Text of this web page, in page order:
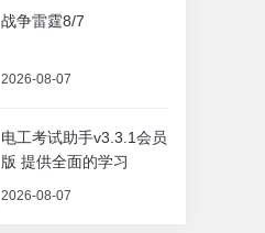
战争雷霆8/7
2026-08-07
电工考试助手v3.3.1会员
版 提供全面的学习
2026-08-07